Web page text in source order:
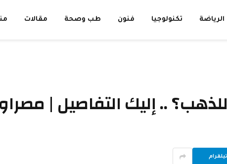
الرياضة تكنولوجيا فنون طب وصحة مقالات
.. إليك التفاصيل |
تيلقرام